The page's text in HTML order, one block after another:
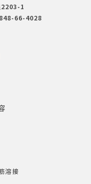
2203-1
66-4028
溶接